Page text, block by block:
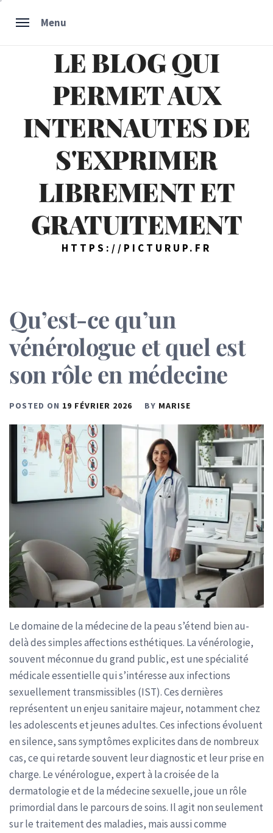
Menu
LE BLOG QUI
PERMET AUX
INTERNAUTES DE
S'EXPRIMER
LIBREMENT ET
GRATUITEMENT
HTTPS://PICTURUP.FR
Qu’est-ce qu’un
vénérologue et quel est
son rôle en médecine
POSTED ON 19 FÉVRIER 2026 BY MARISE
Le domaine de la médecine de la peau s’étend bien au-
delà des simples affections esthétiques. La vénérologie,
souvent méconnue du grand public, est une spécialité
médicale essentielle qui s’intéresse aux infections
sexuellement transmissibles (IST). Ces dernières
représentent un enjeu sanitaire majeur, notamment chez
les adolescents et jeunes adultes. Ces infections évoluent
en silence, sans symptômes explicites dans de nombreux
cas, ce qui retarde souvent leur diagnostic et leur prise en
charge. Le vénérologue, expert à la croisée de la
dermatologie et de la médecine sexuelle, joue un rôle
primordial dans le parcours de soins. Il agit non seulement
sur le traitement des maladies, mais aussi comme